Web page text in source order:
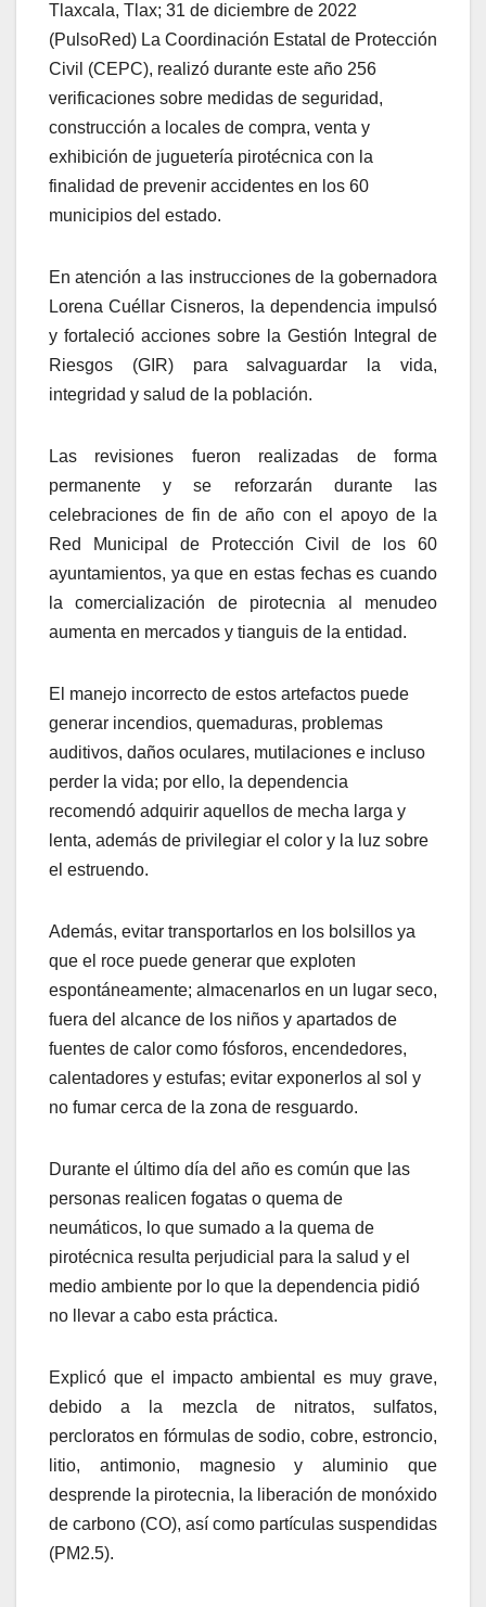
Tlaxcala, Tlax; 31 de diciembre de 2022
(PulsoRed) La Coordinación Estatal de Protección
Civil (CEPC), realizó durante este año 256
verificaciones sobre medidas de seguridad,
construcción a locales de compra, venta y
exhibición de juguetería pirotécnica con la
finalidad de prevenir accidentes en los 60
municipios del estado.
En atención a las instrucciones de la gobernadora
Lorena Cuéllar Cisneros, la dependencia impulsó
y fortaleció acciones sobre la Gestión Integral de
Riesgos (GIR) para salvaguardar la vida,
integridad y salud de la población.
Las revisiones fueron realizadas de forma
permanente y se reforzarán durante las
celebraciones de fin de año con el apoyo de la
Red Municipal de Protección Civil de los 60
ayuntamientos, ya que en estas fechas es cuando
la comercialización de pirotecnia al menudeo
aumenta en mercados y tianguis de la entidad.
El manejo incorrecto de estos artefactos puede
generar incendios, quemaduras, problemas
auditivos, daños oculares, mutilaciones e incluso
perder la vida; por ello, la dependencia
recomendó adquirir aquellos de mecha larga y
lenta, además de privilegiar el color y la luz sobre
el estruendo.
Además, evitar transportarlos en los bolsillos ya
que el roce puede generar que exploten
espontáneamente; almacenarlos en un lugar seco,
fuera del alcance de los niños y apartados de
fuentes de calor como fósforos, encendedores,
calentadores y estufas; evitar exponerlos al sol y
no fumar cerca de la zona de resguardo.
Durante el último día del año es común que las
personas realicen fogatas o quema de
neumáticos, lo que sumado a la quema de
pirotécnica resulta perjudicial para la salud y el
medio ambiente por lo que la dependencia pidió
no llevar a cabo esta práctica.
Explicó que el impacto ambiental es muy grave,
debido a la mezcla de nitratos, sulfatos,
percloratos en fórmulas de sodio, cobre, estroncio,
litio, antimonio, magnesio y aluminio que
desprende la pirotecnia, la liberación de monóxido
de carbono (CO), así como partículas suspendidas
(PM2.5).